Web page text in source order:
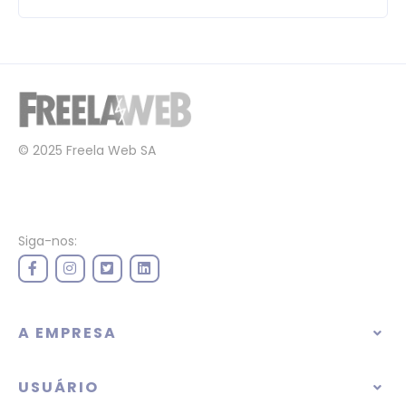
© 2025 Freela Web SA
Siga-nos:
A EMPRESA
USUÁRIO